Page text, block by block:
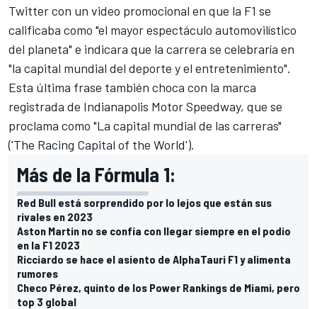
Twitter con un video promocional en que la F1 se
calificaba como "el mayor espectáculo automovilístico
del planeta" e indicara que la carrera se celebraría en
"la capital mundial del deporte y el entretenimiento".
Esta última frase también choca con la marca
registrada de Indianapolis Motor Speedway, que se
proclama como "La capital mundial de las carreras"
('The Racing Capital of the World').
Más de la Fórmula 1:
Red Bull está sorprendido por lo lejos que están sus
rivales en 2023
Aston Martin no se confía con llegar siempre en el podio
en la F1 2023
Ricciardo se hace el asiento de AlphaTauri F1 y alimenta
rumores
Checo Pérez, quinto de los Power Rankings de Miami, pero
top 3 global